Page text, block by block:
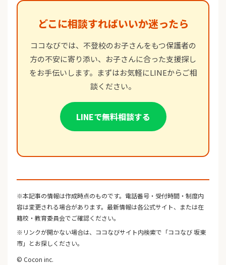
どこに相談すればいいか迷ったら
ココなびでは、不登校のお子さんをもつ保護者の
方の不安に寄り添い、お子さんに合った支援探し
をお手伝いします。まずはお気軽にLINEからご相
談ください。
LINEで無料相談する
※本記事の情報は作成時点のものです。電話番号・受付時間・制度内
容は変更される場合があります。最新情報は各公式サイト、または在
籍校・教育委員会でご確認ください。
※リンクが開かない場合は、ココなびサイト内検索で「ココなび 坂東
市」とお探しください。
© Cocon inc.